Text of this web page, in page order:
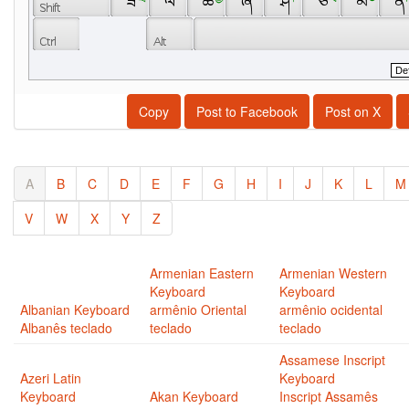
Copy Post to Facebook Post on X
A B C D E F G H I J K L
M
V
W X Y Z
Albanian Keyboard
Albanês teclado
Armenian Eastern
Keyboard
armênio Oriental
teclado
Armenian Western
Keyboard
armênio ocidental
teclado
Azeri Latin
Keyboard
Akan Keyboard
Assamese Inscript
Keyboard
Inscript Assamês